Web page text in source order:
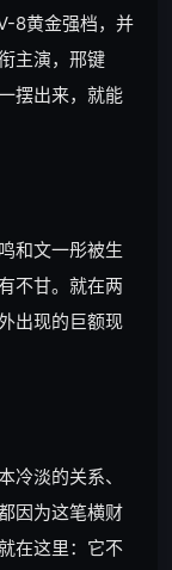
8黄金强档，并
主演，邢键
摆出来，就能
和文一彤被生
不甘。就在两
出现的巨额现
冷淡的关系、
因为这笔横财
在这里：它不